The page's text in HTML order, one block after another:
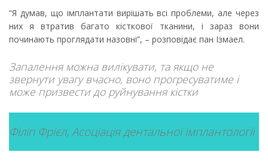
“Я думав, що імплантати вирішать всі проблеми, але через
них я втратив багато кісткової тканини, і зараз вони
починають проглядати назовні”, – розповідає пан Ізмаел.
Запалення можна вилікувати, та якщо не
звернути увагу вчасно, воно прогресуватиме і
може призвести до руйнування кістки
Філіп Фрієл, Асоціація дентальної імплантології